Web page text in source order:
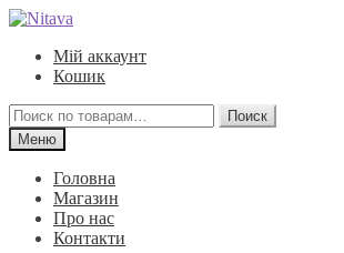
Перейти
навигации
Перейти
содержимому
Мій аккаунт
Кошик
Искать:
Поиск
Меню
Головна
Магазин
Про нас
Контакти